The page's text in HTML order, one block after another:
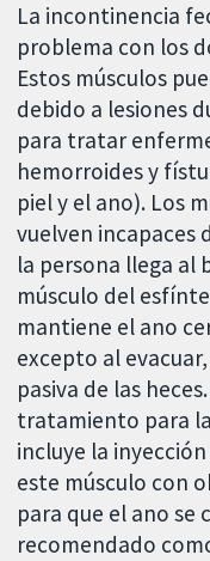
La incontinencia
problema con los
Estos músculos
debido a lesiones
para tratar
hemorroides y
piel y el ano). Los
vuelven incapaces
la persona llega al
músculo del
mantiene el ano
excepto al
pasiva de las
tratamiento para
incluye la
este músculo con
para que el ano se
recomendado